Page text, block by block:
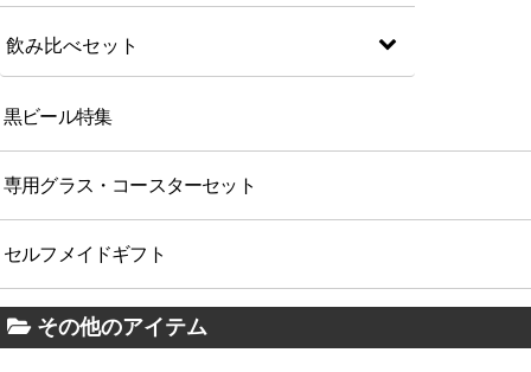
飲み比べセット
黒ビール特集
専用グラス・コースターセット
セルフメイドギフト
その他のアイテム